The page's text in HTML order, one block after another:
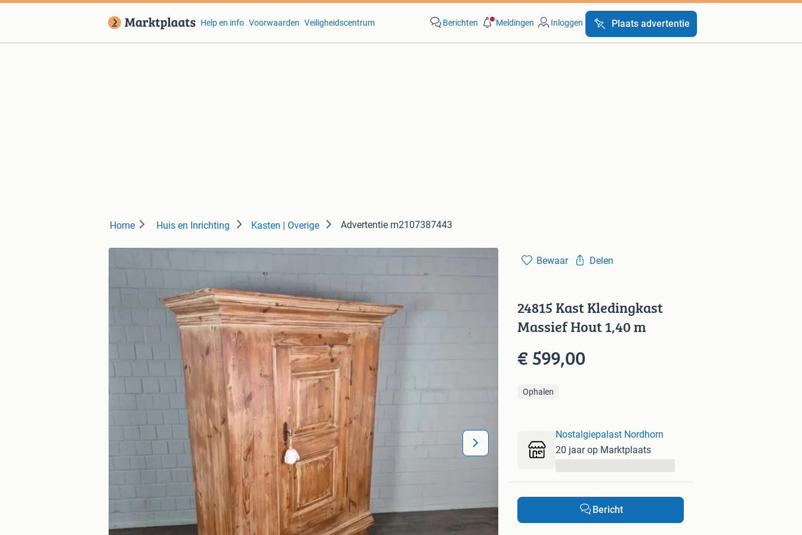
Help en info Voorwaarden Veiligheidscentrum Berichten Meldingen Inloggen Plaats advertentie
Home Huis en Inrichting Kasten | Overige Advertentie m2107387443
Bewaar Delen
24815 Kast Kledingkast
Massief Hout 1,40 m
€ 599,00
Ophalen
Nostalgiepalast Nordhorn
20 jaar op Marktplaats
Bericht